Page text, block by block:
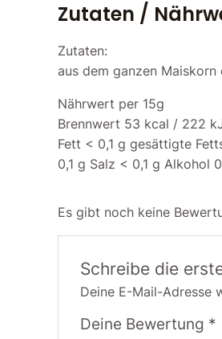
Zutaten /
Zutaten:
aus dem ganzen
Nährwert per 15g
Brennwert 53 kcal / 222
Fett < 0,1 g gesättigte
0,1 g Salz < 0,1 g Alkohol
Es gibt noch keine
Schreibe die
Deine E-Mail-Adresse
Deine Bewertung *